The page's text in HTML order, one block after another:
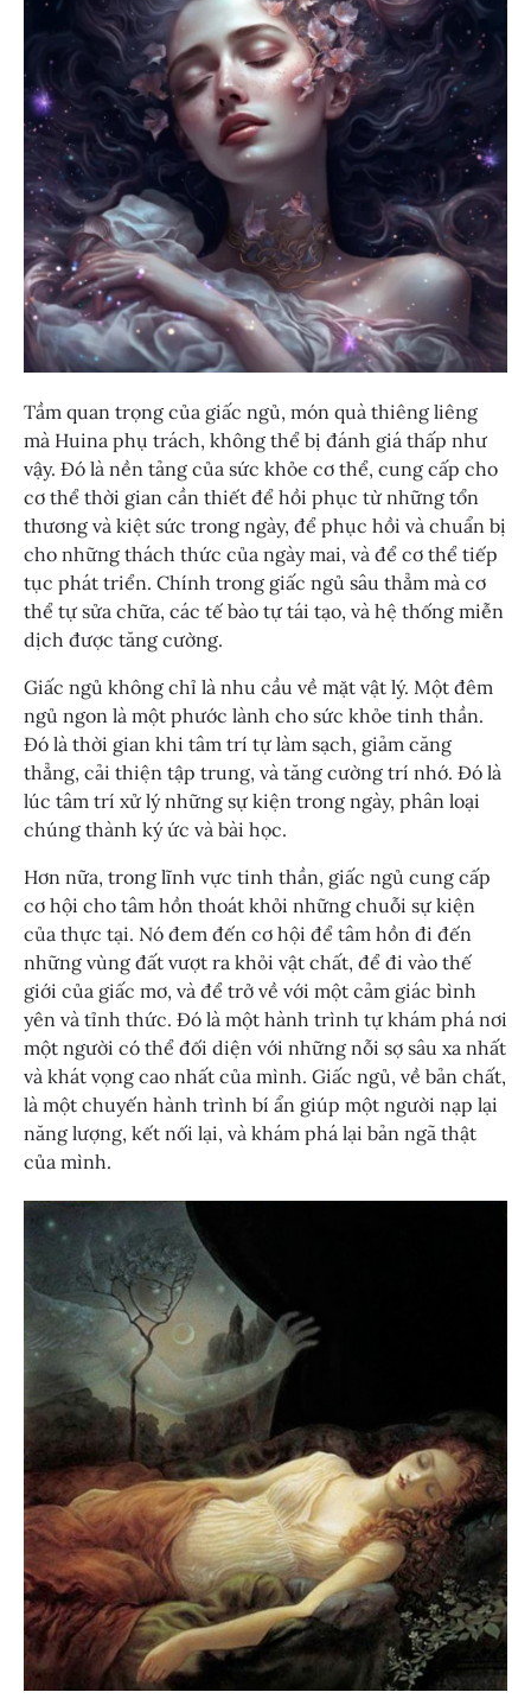
Tầm quan trọng của giấc ngủ, món quà thiêng liêng
mà Huina phụ trách, không thể bị đánh giá thấp như
vậy. Đó là nền tảng của sức khỏe cơ thể, cung cấp cho
cơ thể thời gian cần thiết để hồi phục từ những tổn
thương và kiệt sức trong ngày, để phục hồi và chuẩn bị
cho những thách thức của ngày mai, và để cơ thể tiếp
tục phát triển. Chính trong giấc ngủ sâu thẳm mà cơ
thể tự sửa chữa, các tế bào tự tái tạo, và hệ thống miễn
dịch được tăng cường.
Giấc ngủ không chỉ là nhu cầu về mặt vật lý. Một đêm
ngủ ngon là một phước lành cho sức khỏe tinh thần.
Đó là thời gian khi tâm trí tự làm sạch, giảm căng
thẳng, cải thiện tập trung, và tăng cường trí nhớ. Đó là
lúc tâm trí xử lý những sự kiện trong ngày, phân loại
chúng thành ký ức và bài học.
Hơn nữa, trong lĩnh vực tinh thần, giấc ngủ cung cấp
cơ hội cho tâm hồn thoát khỏi những chuỗi sự kiện
của thực tại. Nó đem đến cơ hội để tâm hồn đi đến
những vùng đất vượt ra khỏi vật chất, để đi vào thế
giới của giấc mơ, và để trở về với một cảm giác bình
yên và tỉnh thức. Đó là một hành trình tự khám phá nơi
một người có thể đối diện với những nỗi sợ sâu xa nhất
và khát vọng cao nhất của mình. Giấc ngủ, về bản chất,
là một chuyến hành trình bí ẩn giúp một người nạp lại
năng lượng, kết nối lại, và khám phá lại bản ngã thật
của mình.